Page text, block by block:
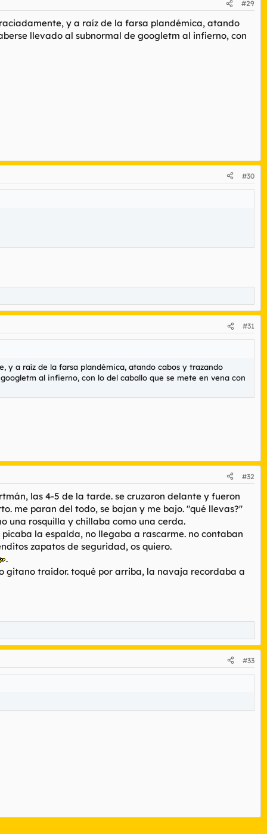
#29
y a raíz de la farsa plandémica, atando
llevado al subnormal de googletm al infierno, con
#30
#31
y a raíz de la farsa plandémica, atando cabos y trazando
al infierno, con lo del caballo que se mete en vena con
#32
las 4-5 de la tarde. se cruzaron delante y fueron
me paran del todo, se bajan y me bajo. "qué llevas?"
una rosquilla y chillaba como una cerda.
la espalda, no llegaba a rascarme. no contaban
zapatos de seguridad, os quiero.
.
gitano traidor. toqué por arriba, la navaja recordaba a
#33